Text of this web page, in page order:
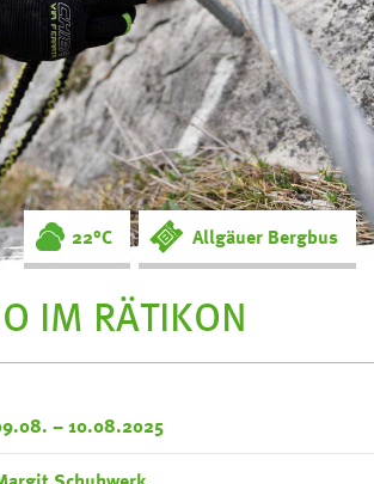
Hütten
swoboda alpin
Service
Ortsgruppe
Obergünzburg
IM RÄTIKON
22°C Allgäuer Bergbus
– 10.08.2025